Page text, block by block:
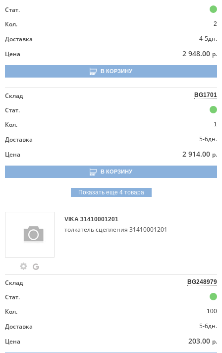
Стат.
Кол.
2
Доставка
4-5дн.
Цена
2 948.00 р.
В КОРЗИНУ
Склад BG1701
Стат.
Кол.
1
Доставка
5-6дн.
Цена
2 914.00 р.
В КОРЗИНУ
Показать еще 4 товара
VIKA 31410001201
толкатель сцепления 31410001201
Склад BG248979
Стат.
Кол.
100
Доставка
5-6дн.
Цена
203.00 р.